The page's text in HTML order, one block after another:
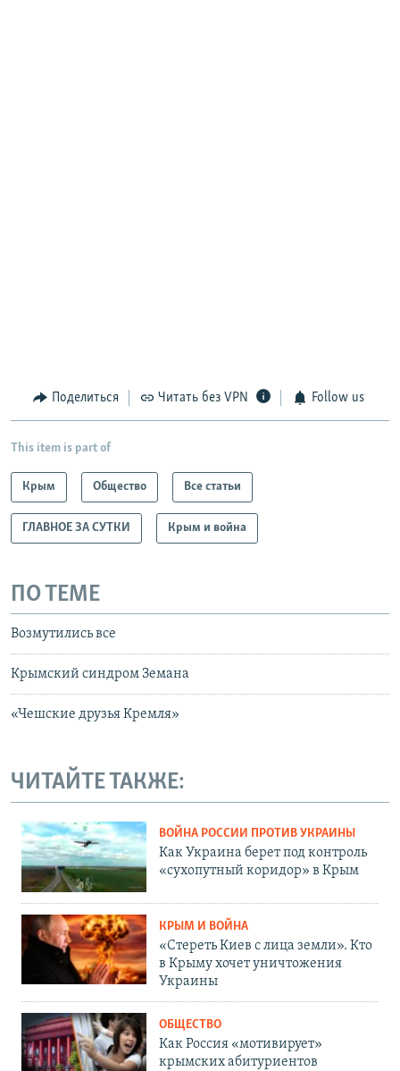
Поделиться Читать без VPN Follow us
This item is part of
Крым Общество Все статьи
ГЛАВНОЕ ЗА СУТКИ Крым и война
ПО ТЕМЕ
Возмутились все
Крымский синдром Земана
«Чешские друзья Кремля»
ЧИТАЙТЕ ТАКЖЕ:
ВОЙНА РОССИИ ПРОТИВ УКРАИНЫ
Как Украина берет под контроль
«сухопутный коридор» в Крым
КРЫМ И ВОЙНА
«Стереть Киев с лица земли». Кто
в Крыму хочет уничтожения
Украины
ОБЩЕСТВО
Как Россия «мотивирует»
крымских абитуриентов